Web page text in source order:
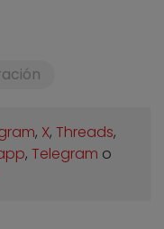
, X, Threads,
, Telegram o